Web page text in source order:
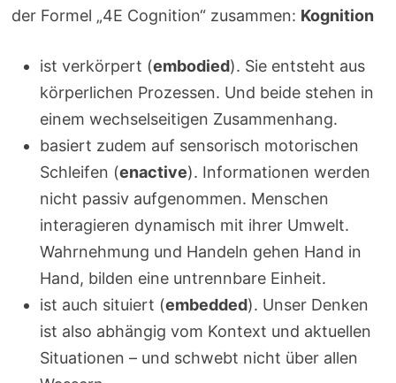
der Formel „4E Cognition“ zusammen: Kognition
ist verkörpert (embodied). Sie entsteht aus
körperlichen Prozessen. Und beide stehen in
einem wechselseitigen Zusammenhang.
basiert zudem auf sensorisch motorischen
Schleifen (enactive). Informationen werden
nicht passiv aufgenommen. Menschen
interagieren dynamisch mit ihrer Umwelt.
Wahrnehmung und Handeln gehen Hand in
Hand, bilden eine untrennbare Einheit.
ist auch situiert (embedded). Unser Denken
ist also abhängig vom Kontext und aktuellen
Situationen – und schwebt nicht über allen